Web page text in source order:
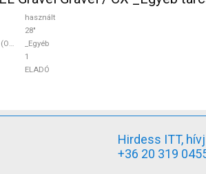
használt
28"
Alkatrészcsalád (Outi)
_Egyéb
1
ELADÓ
Hirdess ITT,
+36 20 319